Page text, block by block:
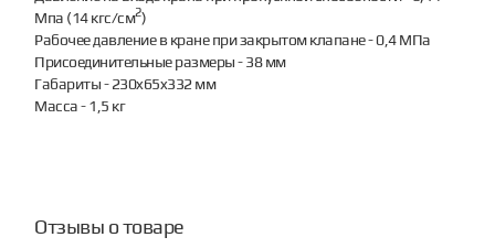
Мпа (14 кгс/см2)
Рабочее давление в кране при закрытом клапане - 0,4 МПа
Присоединительные размеры - 38 мм
Габариты - 230x65x332 мм
Масса - 1,5 кг
Отзывы о товаре